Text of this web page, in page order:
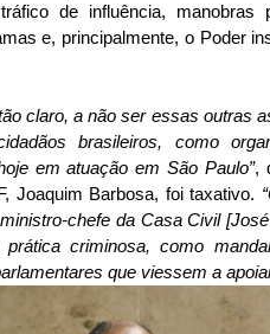
de influência, manobras
e, principalmente, o Poder
claro, a não ser essas outras
brasileiros, como
em atuação em São Paulo”,
Joaquim Barbosa, foi taxativo.
chefe da Casa Civil
criminosa, como
que viessem a